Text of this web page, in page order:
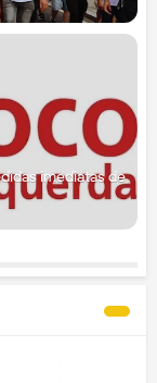
imediatas de